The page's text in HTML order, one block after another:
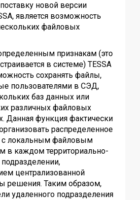
новой версии
является возможность
файловых
признакам (это
в системе) TESSA
сохранять файлы,
пользователями в СЭД,
баз данных или
различных файловых
Данная функция фактически
распределенное
с локальным файловым
в каждом территориально-
централизованной
решения. Таким образом,
удаленного подразделения